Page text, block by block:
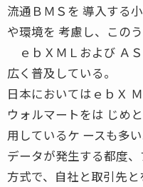
流通ＢＭＳを 導入する
や環境を 考慮し、この
ｅｂＸＭＬおよび Ａ
広く普及している。
日本においてはｅｂＸ
ウォルマートをは じめ
用しているケ ースも多い
データが発生する都度
方式で、自社と取引先